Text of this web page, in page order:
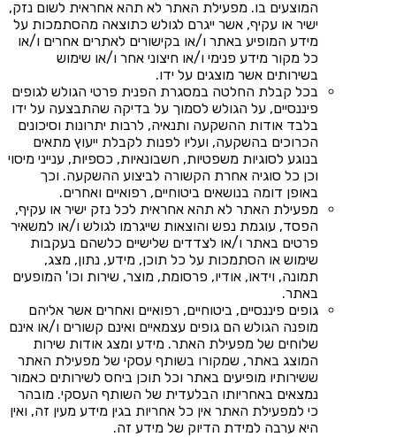
המוצעים בו. מפעילת האתר לא תהא אחראית לשום נזק,
ישיר או עקיף, אשר ייגרם לגולש כתוצאה מהסתמכות על
מידע המופיע באתר ו/או בקישורים לאתרים אחרים ו/או
כל מקור מידע פנימי ו/או חיצוני אחר ו/או שימוש
בשירותים אשר מוצגים על ידו.
בכל קבלת החלטה במסגרת הפנית פרטי הגולש לגופים
פיננסיים, על הגולש לסמוך על בדיקה שהתבצעה על ידו
בלבד אודות ההשקעה ותנאיה, לרבות יתרונות וסיכונים
הכרוכים בהשקעה, ועליו לפנות לקבלת ייעוץ מתאים
בנוגע לסוגיות משפטיות, חשבונאיות, כספיות, ענייני מיסוי
וכן כל סוגיה אחרת הקשורה לביצוע ההשקעה. וכך
באופן דומה בנושאים ביטוחיים, רפואיים ואחרים.
מפעילת האתר לא תהא אחראית לכל נזק ישיר או עקיף,
הפסד, עוגמת נפש והוצאות שייגרמו לגולש ו/או למשאיר
פרטים באתר ו/או לצדדים שלישיים כלשהם בעקבות
שימוש או הסתמכות על כל תוכן, מידע, נתון, מצג,
תמונה, וידאו, אודיו, פרסומת, מוצר, שירות וכו' המופעים
באתר.
גופים פיננסיים, ביטוחיים, רפואיים ואחרים אשר אליהם
מופנה הגולש הם גופים עצמאיים ואינם קשורים ו/או אינם
שלוחים של מפעילת האתר. מידע ומצג אודות שירות
המוצג באתר, שמקורו בשותף עסקי של מפעילת האתר
ששירותיו מופיעים באתר וכל תוכן ביחס לשירותים כאמור
נמצאים באחריותו הבלעדית של השותף העסקי. מובהר
כי למפעילת האתר אין כל אחריות בגין מידע מעין זה, ואין
היא ערבה למידת הדיוק של מידע זה.